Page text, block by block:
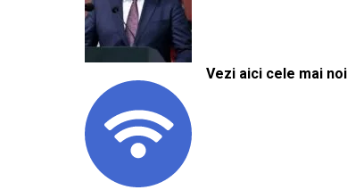
Vezi aici cele mai